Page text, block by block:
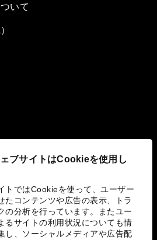
ブサイトはCookieを使用し
トではCookieを使って、ユーザー
たコンテンツや広告の表示、トラ
の分析を行っています。またユー
るサイトの利用状況についても情
し、ソーシャルメディアや広告配
いて
り組み